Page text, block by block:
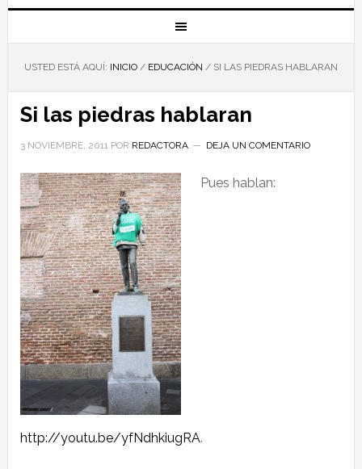
USTED ESTÁ AQUÍ: INICIO / EDUCACIÓN /SI LAS PIEDRAS HABLARAN
Si las piedras hablaran
3 NOVIEMBRE, 2011POR REDACTORA DEJA UN COMENTARIO
Pues hablan:
http://youtu.be/yfNdhkiugRA.